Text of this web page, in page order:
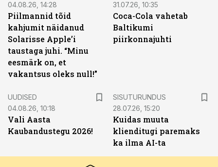
04.08.26, 14:28
Piilmannid tõid
kahjumit näidanud
Solarisse Apple’i
taustaga juhi. “Minu
eesmärk on, et
vakantsus oleks null!”
31.07.26, 10:35
Coca-Cola vahetab
Baltikumi
piirkonnajuhti
UUDISED
04.08.26, 10:18
Vali Aasta
Kaubandustegu 2026!
SISUTURUNDUS
28.07.26, 15:20
Kuidas muuta
klienditugi paremaks
ka ilma AI-ta